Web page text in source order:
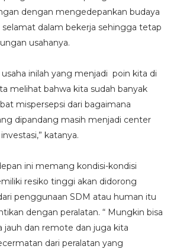
dengan mengedepankan budaya
selamat dalam bekerja sehingga tetap
usahanya.
inilah yang menjadi poin kita di
melihat bahwa kita sudah banyak
mispersepsi dari bagaimana
dipandang masih menjadi center
katanya.
ini memang kondisi-kondisi
resiko tinggi akan didorong
penggunaan SDM atau human itu
dengan peralatan. “ Mungkin bisa
jauh dan remote dan juga kita
dari peralatan yang